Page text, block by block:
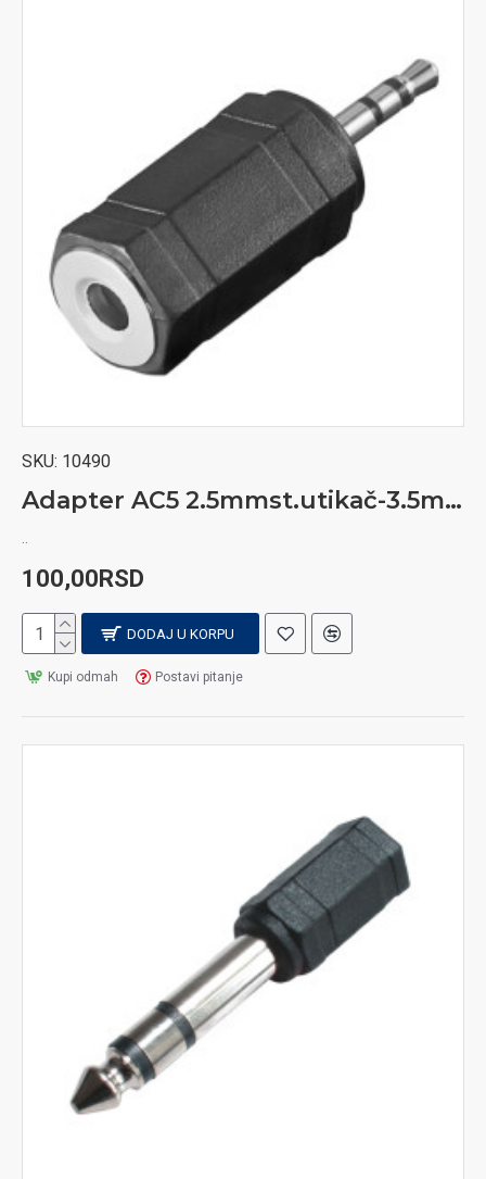
SKU: 10490
Adapter AC5 2.5mmst.utikač-3.5mm st.utičnica
100,00RSD
DODAJ U KORPU
Kupi odmah Postavi pitanje